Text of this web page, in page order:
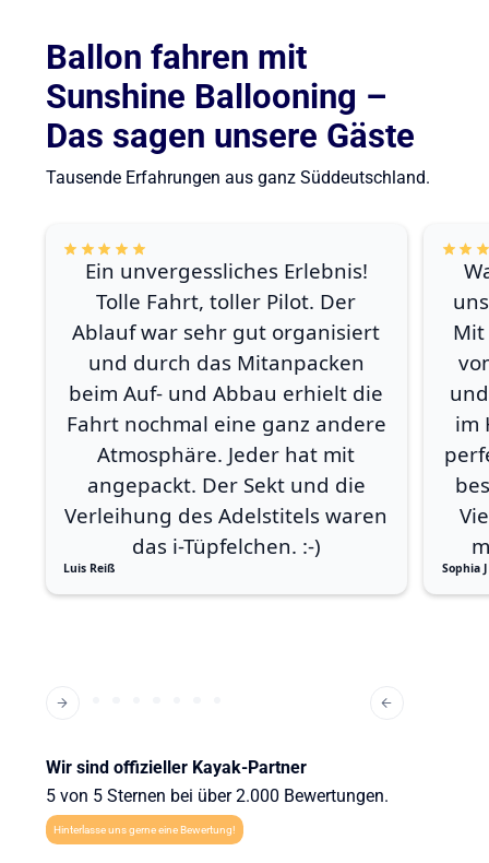
Ballon fahren mit
Sunshine Ballooning –
Das sagen unsere Gäste
Tausende Erfahrungen aus ganz Süddeutschland.
Ein unvergessliches Erlebnis!
Tolle Fahrt, toller Pilot. Der
Ablauf war sehr gut organisiert
und durch das Mitanpacken
beim Auf- und Abbau erhielt die
Fahrt nochmal eine ganz andere
Atmosphäre. Jeder hat mit
angepackt. Der Sekt und die
Verleihung des Adelstitels waren
das i-Tüpfelchen. :-)
Luis Reiß
im
Sophia J
Wir sind offizieller Kayak-Partner
5 von 5 Sternen bei über 2.000 Bewertungen.
Hinterlasse uns gerne eine Bewertung!